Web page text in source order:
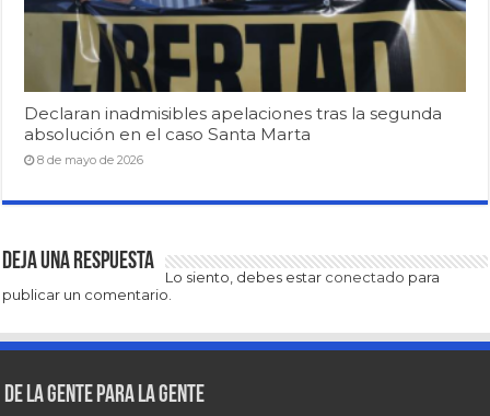
Declaran inadmisibles apelaciones tras la segunda
absolución en el caso Santa Marta
8 de mayo de 2026
Deja una respuesta
Lo siento, debes estar conectado para
publicar un comentario.
De la gente para la gente